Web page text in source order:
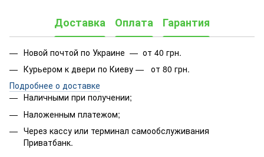
Доставка Оплата Гарантия
Новой почтой по Украине — от 40 грн.
Курьером к двери по Киеву — от 80 грн.
Подробнее о доставке
Наличными при получении;
Наложенным платежом;
Через кассу или терминал самообслуживания
Приватбанк.